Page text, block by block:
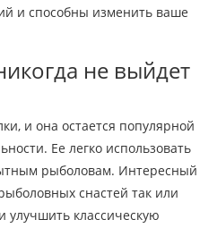
и способны изменить ваше
не выйдет
и она остается популярной
Ее легко использовать
рыболовам. Интересный
снастей так или
улучшить классическую